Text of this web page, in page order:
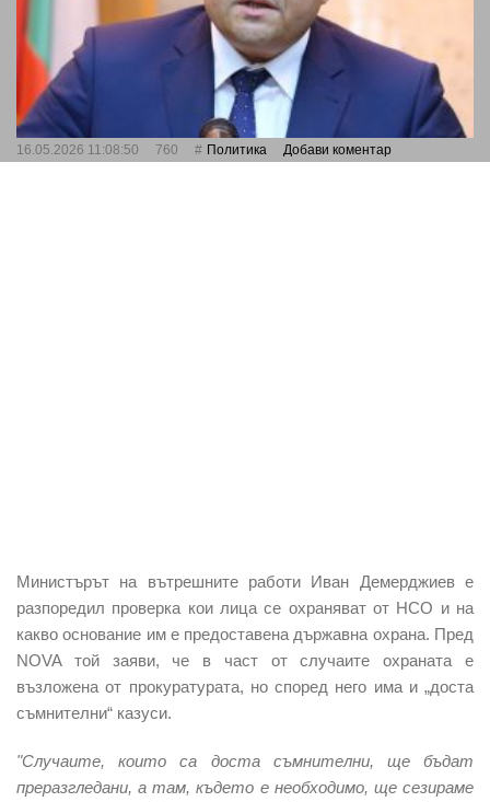
16.05.2026 11:08:50 760 Политика Добави коментар
Министърът на вътрешните работи Иван Демерджиев е
разпоредил проверка кои лица се охраняват от НСО и на
какво основание им е предоставена държавна охрана. Пред
NOVA той заяви, че в част от случаите охраната е
възложена от прокуратурата, но според него има и „доста
съмнителни“ казуси.
"Случаите, които са доста съмнителни, ще бъдат
преразгледани, а там, където е необходимо, ще сезираме